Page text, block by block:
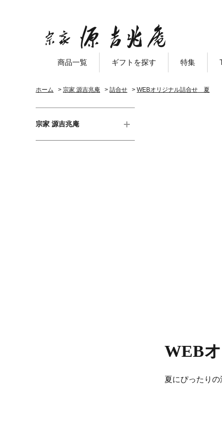
商品一覧 ギフトを探す 特集
ホーム > 宗家 源吉兆庵 > 詰合せ > WEBオリジナル詰合せ 夏
宗家 源吉兆庵
WEB
夏にぴったり